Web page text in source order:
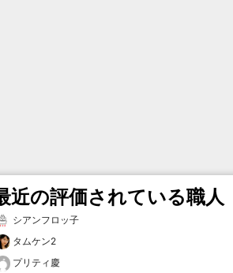
近の評価されている職人
シアンフロッ子
タムケン2
プリティ慶